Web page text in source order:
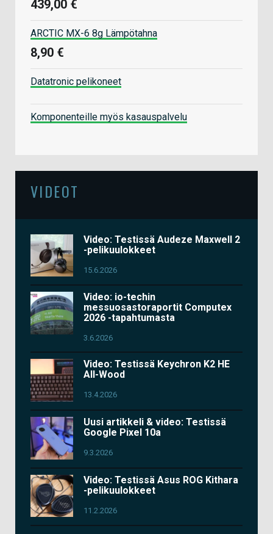
439,00 €
ARCTIC MX-6 8g Lämpötahna
8,90 €
Datatronic pelikoneet
Komponenteille myös kasauspalvelu
VIDEOT
Video: Testissä Audeze Maxwell 2
-pelikuulokkeet
15.6.2026
Video: io-techin
messuosastoraportit Computex
2026 -tapahtumasta
3.6.2026
Video: Testissä Keychron K2 HE
All-Wood
13.4.2026
Uusi artikkeli & video: Testissä
Google Pixel 10a
9.3.2026
Video: Testissä Asus ROG Kithara
-pelikuulokkeet
11.2.2026